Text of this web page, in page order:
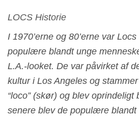
LOCS Historie
I 1970’erne og 80’erne var
populære blandt unge
L.A.-looket. De var påvirket af
kultur i Los Angeles og
“loco” (skør) og blev oprindeligt
senere blev de populære blandt